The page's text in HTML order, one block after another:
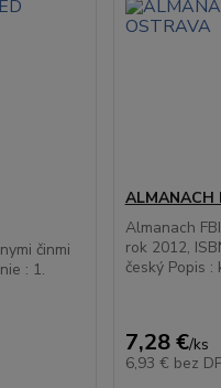
činmi
: 1.
ALMANACH
Almanach
rok 2012,
český Popis :
7,28 €/ks
6,93 € bez